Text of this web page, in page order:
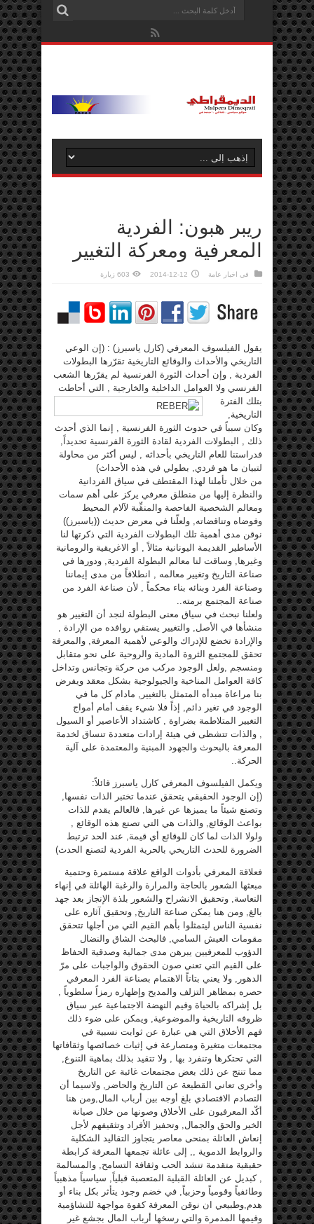
ريبر هبون: الفردية
المعرفية ومعركة التغيير
في اخبار عامة 2014-12-12 603 زيارة
يقول الفيلسوف المعرفي (كارل ياسبرز) : (إن الوعي
التاريخي والأحداث والوقائع التاريخية تقرّرها البطولات
الفردية , وإن أحداث الثورة الفرنسية لم يقرّرها الشعب
الفرنسي ولا العوامل
الداخلية والخارجية , التي أحاطت
بتلك الفترة
التاريخية,
وكان سبباً في حدوث الثورة الفرنسية , إنما الذي أحدث
ذلك , البطولات الفردية لقادة الثورة الفرنسية تحديداً,
فدراستنا للعام التاريخي بأحداثه , ليس أكثر من محاولة
لتبيان ما هو فردي, بطولي في هذه الأحداث)
من خلال تأملنا لهذا المقتطف في سياق الفردانية
والنظرة إليها من منطلق معرفي يركز على أهم سمات
ومعالم الشخصية الفاحصة والمنقِّبة لآلام المحيط
وفوضاه وتناقضاته, ولعلّنا في معرض حديث ((ياسبرز))
نوقن مدى أهمية تلك البطولات الفردية التي ذكرتها لنا
الأساطير القديمة اليونانية مثالاً , أو الاغريقية والرومانية
وغيرها, وساقت لنا معالم البطولة الفردية, ودورها في
صناعة التاريخ وتغيير معالمه , انطلاقاً من مدى إيماننا
وصناعة الفرد وبنائه بناء محكماً , لأن صناعة الفرد من
صناعة المجتمع برمته..
ولعلنا نبحث في سياق معنى البطولة لنجد أن التغيير هو
منشأها في الأصل, والتغيير يستقي روافده من الإرادة ,
والإرادة تخضع للإدراك والوعي لأهمية المعرفة, والمعرفة
تحقق للمجتمع الثروة المادية والروحية على نحو متقابل
ومنسجم ,ولعل الوجود مركب من حركة وتجانس وتداخل
كافة العوامل المناخية والجيولوجية بشكل معقد ويفرض
بنا مراعاة مبدأه المتمثل بالتغيير, مادام كل ما في
الوجود في تغير دائم, إذاً فلا شيء يقف أمام أمواج
التغيير المتلاطمة بضراوة , كاشتداد الأعاصير أو السيول
, والذات تتشظى في هيئة إرادات متعددة تنساق لخدمة
المعرفة بالبحوث والجهود المبنية والمعتمدة على آلية
الحركة..
ويكمل الفيلسوف المعرفي كارل ياسبرز قائلاً:
(إن الوجود الحقيقي يتحقق عندما تختبر الذات نفسها,
وتصنع شيئاً ما يميزها عن غيرها, فالعالم يقدم للذات
بواعث الوقائع, والذات هي التي تصنع هذه الوقائع ,
ولولا الذات لما كان للوقائع أي قيمة, عند الحد ترتبط
الضرورة للحدث التاريخي بالحرية الفردية لتصنع الحدث)
فعلاقة المعرفي بأدوات الواقع علاقة مستمرة وحتمية
مبعثها الشعور بالحاجة والمرارة والرغبة الهائلة في إنهاء
التعاسة, وتحقيق الانشراح والشعور بلذة الإنجاز بعد جهد
بالغ, ومن هنا يمكن صناعة التاريخ, وتحقيق آثاره على
نفسية الناس ليتمثلوا بأهم القيم التي من أجلها تتحقق
مقومات العيش السامي, فالبحث الشاق والنضال
الدؤوب للمعرفيين يبرهن مدى جمالية وصدقية الحفاظ
على القيم التي تعني صون الحقوق والواجبات على مرّ
الدهور, ولا يعني بتاتاً الاهتمام بصناعة الفرد المعرفي
حصره بمظاهر التزلف والمديح وإظهاره رمزاً سلطوياً ,
بل إشراكه بالحياة وقيم النهضة الاجتماعية عبر سياق
ظروفه التاريخية والموضوعية, ويمكن على ضوء ذلك
فهم الأخلاق التي هي عبارة عن ثوابت نسبية في
مجتمعات متغيرة ومتصارعة في إثبات خصائصها وثقافاتها
التي تحتكرها وتنفرد بها , ولا تتقيد بذلك بماهية التنوع,
مما تنتج عن ذلك بعض مجتمعات غائبة عن التاريخ
وأخرى تعاني القطيعة عن التاريخ والحاضر, ولاسيما أن
التصادم الاقتصادي بلغ أوجه بين أرباب المال,ومن هنا
أكّد المعرفيون على الأخلاق وصونها من خلال صيانة
الخير والحق والجمال, وتحفيز الأفراد وتثقيفهم لأجل
إنعاش العائلة بمنحى معاصر يتجاوز التقاليد الشكلية
والروابط الدموية ,, إلى عائلة تجمعها المعرفة كرابطة
حقيقية متقدمة تنشد الحب وثقافة التسامح, والمسالمة
, كبديل عن العائلة القبلية المتعصبة قبلياً, سياسياً مذهبياً
وطائفياً وقومياً وحزبياً, في خضم وجود يتأثر بكل بناء أو
هدم,وطبيعي ان نوقن المعرفة كقوة مواجهة للتشاؤمية
وقيمها المدمرة والتي رسخها أرباب المال بجشع غير